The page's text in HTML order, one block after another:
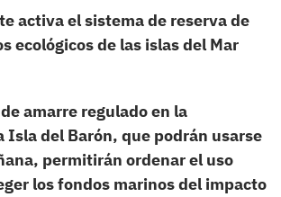
activa el sistema de reserva de
ecológicos de las islas del Mar
amarre regulado en la
Isla del Barón, que podrán usarse
permitirán ordenar el uso
los fondos marinos del impacto